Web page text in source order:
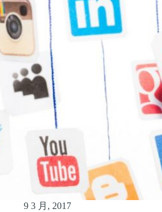
9 3 月, 2017